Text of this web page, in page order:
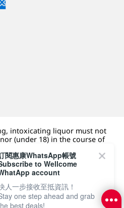
intoxicating liquor must not
(under 18) in the course of
中，向未成年人 (18 歲以下人士)
零售集團
The Dairy Farm Company
閱惠康WhatsApp帳號
to Wellcome
account
人一步接收至抵資訊！
one step ahead and grab
best deals!